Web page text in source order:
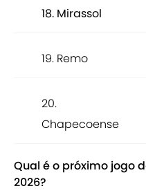
18. Mirassol
19. Remo
20.
Chapecoense
Qual é o próximo jogo
2026?